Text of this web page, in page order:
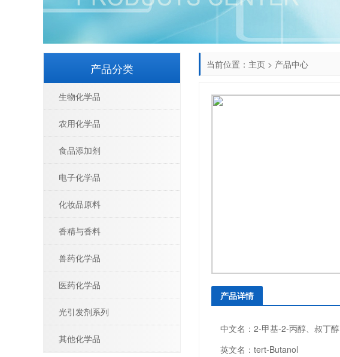
当前位置： 主页 > 产品中心
产品详情
中文名：2-甲基-2-丙醇、叔丁醇
英文名：tert-Butanol
产品分类
生物化学品
农用化学品
食品添加剂
电子化学品
化妆品原料
香精与香料
兽药化学品
医药化学品
光引发剂系列
其他化学品